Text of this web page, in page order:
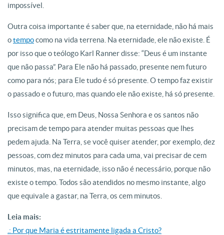
impossível.
Outra coisa importante é saber que, na eternidade, não há mais
otempocomo na vida terrena. Na eternidade, ele não existe. É
por isso que o teólogo Karl Ranner disse: “Deus é um instante
que não passa”. Para Ele não há passado, presente nem futuro
como para nós; para Ele tudo é só presente. O tempo faz existir
o passado e o futuro, mas quando ele não existe, há só presente.
Isso significa que, em Deus, Nossa Senhora e os santos não
precisam de tempo para atender muitas pessoas que lhes
pedem ajuda. Na Terra, se você quiser atender, por exemplo, dez
pessoas, com dez minutos para cada uma, vai precisar de cem
minutos, mas, na eternidade, isso não é necessário, porque não
existe o tempo. Todos são atendidos no mesmo instante, algo
que equivale a gastar, na Terra, os cem minutos.
Leia mais:
.: Por que Maria é estritamente ligada a Cristo?